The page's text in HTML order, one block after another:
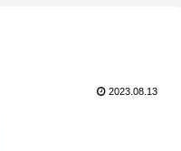
2023.08.13